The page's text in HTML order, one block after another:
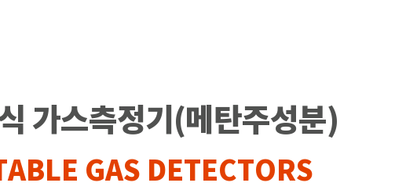
가스측정기(메탄주성분)
GAS DETECTORS